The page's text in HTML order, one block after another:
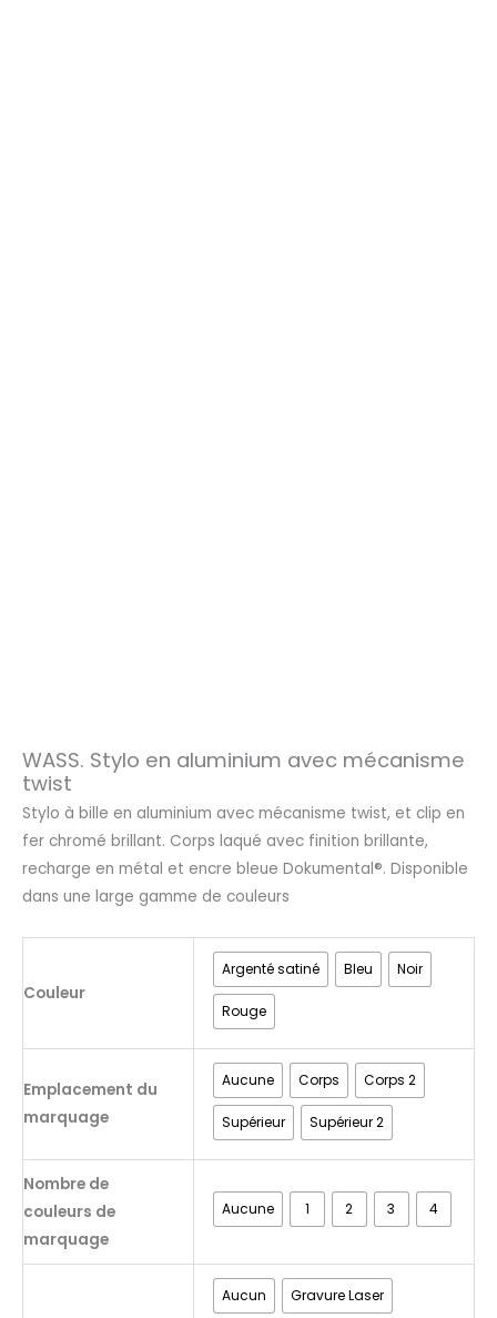
WASS. Stylo en aluminium avec mécanisme
twist
Stylo à bille en aluminium avec mécanisme twist, et clip en
fer chromé brillant. Corps laqué avec finition brillante,
recharge en métal et encre bleue Dokumental®. Disponible
dans une large gamme de couleurs
Couleur
Argenté satiné Bleu Noir
Rouge
Emplacement du
marquage
Aucune Corps Corps 2
Supérieur Supérieur 2
Nombre de
couleurs de
marquage
Aucune 1 2 3 4
Aucun Gravure Laser